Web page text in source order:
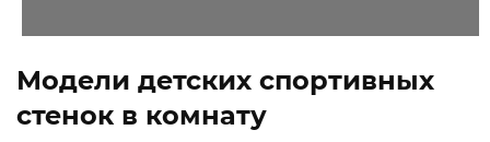
Модели детских спортивных
стенок в комнату